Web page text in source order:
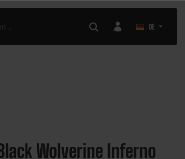
DE
Wolverine Inferno